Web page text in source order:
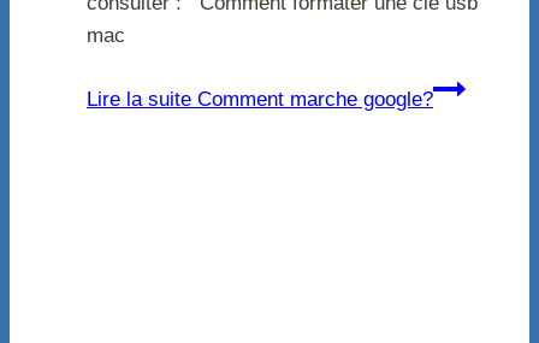
mac
Lire la suite Comment marche google?